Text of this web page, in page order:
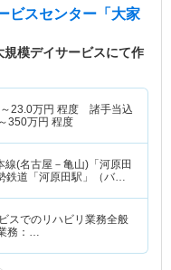
ビスセンター「大家
模デイサービスにて作
23.0万円 程度 諸手当込
350万円 程度
線(名古屋－亀山)「河原田
鉄道「河原田駅」（バ
スでのリハビリ業務全般
務：…